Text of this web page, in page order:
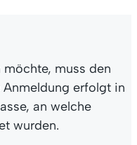
muss den
erfolgt in
an welche
wurden.